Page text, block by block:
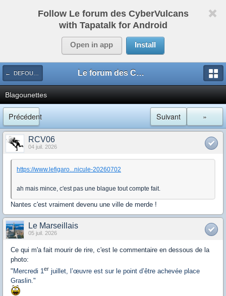
Follow Le forum des CyberVulcans
with Tapatalk for Android
Open in app Install
← DEFOULOIR Le forum des CyberVulcans
Blagounettes
Précédent »
Suivant
RCV06
04 juil. 2026
https://www.lefigaro...nicule-20260702
ah mais mince, c'est pas une blague tout compte fait.
Nantes c'est vraiment devenu une ville de merde !
Le Marseillais
05 juil. 2026
Ce qui m'a fait mourir de rire, c'est le commentaire en dessous de la
photo:
" Mercredi 1er juillet, l’œuvre est sur le point d’être achevée place
Graslin."